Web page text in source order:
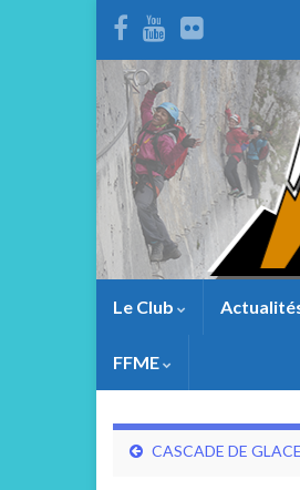
Le Club
FFME
CASCADE DE